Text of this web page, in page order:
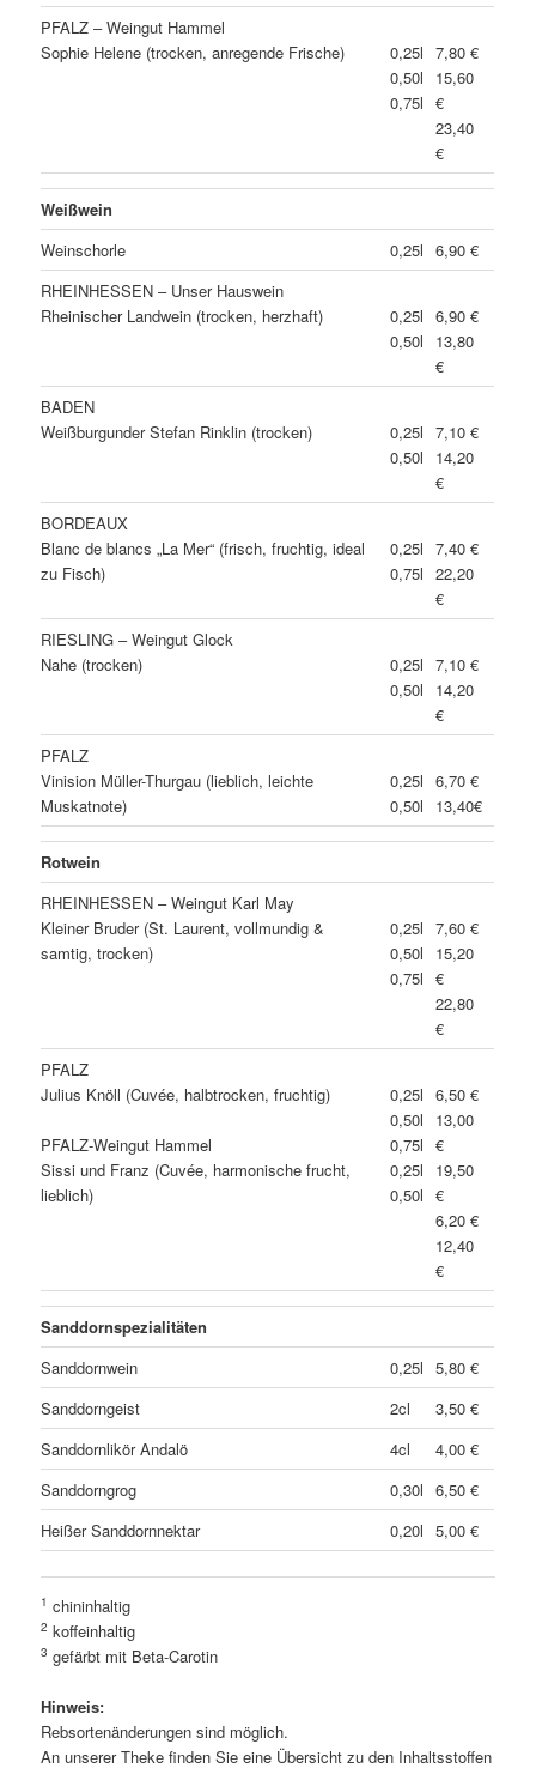
PFALZ – Weingut Hammel
Sophie Helene (trocken, anregende Frische)
0,25l
0,50l
0,75l
7,80 €
15,60
€
23,40
€
Weißwein
Weinschorle
0,25l 6,90 €
RHEINHESSEN – Unser Hauswein
Rheinischer Landwein (trocken, herzhaft)
0,25l
0,50l
6,90 €
13,80
€
BADEN
Weißburgunder Stefan Rinklin (trocken)
0,25l
0,50l
7,10 €
14,20
€
BORDEAUX
Blanc de blancs „La Mer“ (frisch, fruchtig, ideal
zu Fisch)
0,25l
0,75l
7,40 €
22,20
€
RIESLING – Weingut Glock
Nahe (trocken)
0,25l
0,50l
7,10 €
14,20
€
PFALZ
Vinision Müller-Thurgau (lieblich, leichte
Muskatnote)
0,25l
0,50l
6,70 €
13,40€
Rotwein
RHEINHESSEN – Weingut Karl May
Kleiner Bruder (St. Laurent, vollmundig &
samtig, trocken)
0,25l
0,50l
0,75l
7,60 €
15,20
€
22,80
€
PFALZ
Julius Knöll (Cuvée, halbtrocken, fruchtig)
PFALZ-Weingut Hammel
Sissi und Franz (Cuvée, harmonische frucht,
lieblich)
0,25l
0,50l
0,75l
0,25l
0,50l
6,50 €
13,00
€
19,50
€
6,20 €
12,40
€
Sanddornspezialitäten
Sanddornwein
0,25l 5,80 €
Sanddorngeist
2cl
3,50 €
Sanddornlikör Andalö
4cl
4,00 €
Sanddorngrog
0,30l 6,50 €
Heißer Sanddornnektar
0,20l 5,00 €
1 chininhaltig
2 koffeinhaltig
3 gefärbt mit Beta-Carotin
Hinweis:
Rebsortenänderungen sind möglich.
An unserer Theke finden Sie eine Übersicht zu den Inhaltsstoffen